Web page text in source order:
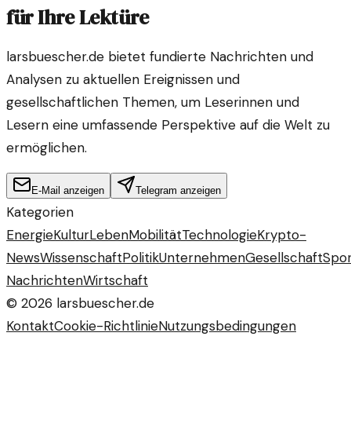
für Ihre Lektüre
larsbuescher.de bietet fundierte Nachrichten und
Analysen zu aktuellen Ereignissen und
gesellschaftlichen Themen, um Leserinnen und
Lesern eine umfassende Perspektive auf die Welt zu
ermöglichen.
E-Mail anzeigen Telegram anzeigen
Kategorien
EnergieKulturLebenMobilitätTechnologieKrypto-
NewsWissenschaftPolitikUnternehmenGesellschaft
NachrichtenWirtschaft
© 2026 larsbuescher.de
KontaktCookie-RichtlinieNutzungsbedingungen